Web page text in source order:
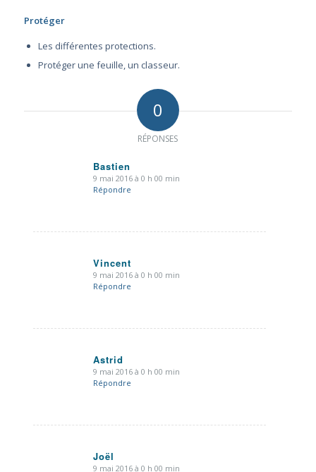
Protéger
Les différentes protections.
Protéger une feuille, un classeur.
0
RÉPONSES
Bastien
dit
9 mai 2016 à 0 h 00 min
Répondre
Vincent
dit
9 mai 2016 à 0 h 00 min
Répondre
Astrid
dit
9 mai 2016 à 0 h 00 min
Répondre
Joël
9 mai 2016 à 0 h 00 min